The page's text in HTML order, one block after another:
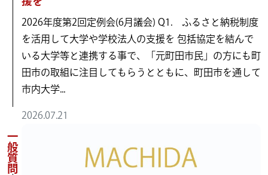
2026年度第2回定例会(6月議会) Q1. ふるさと納税制度
を活用して大学や学校法人の支援を 包括協定を結んで
いる大学等と連携する事で、「元町田市民」の方にも町
田市の取組に注目してもらうとともに、町田市を通して
市内大学...
2026.07.21
一般質問